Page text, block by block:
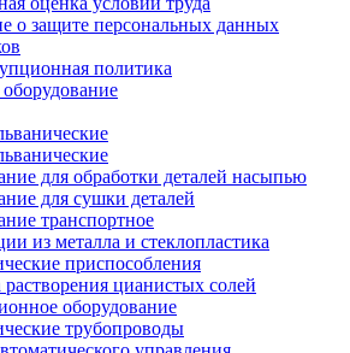
о защите персональных данных
политика
для обработки деталей насыпью
для сушки деталей
транспортное
из металла и стеклопластика
приспособления
растворения цианистых солей
оборудование
трубопроводы